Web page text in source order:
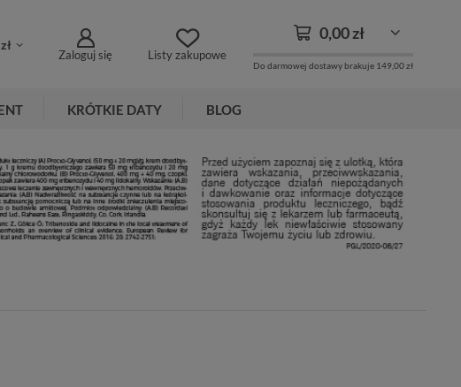
zł
Zaloguj się Listy zakupowe
0,00 zł
Do darmowej dostawy brakuje 149,00 zł
KRÓTKIE DATY BLOG